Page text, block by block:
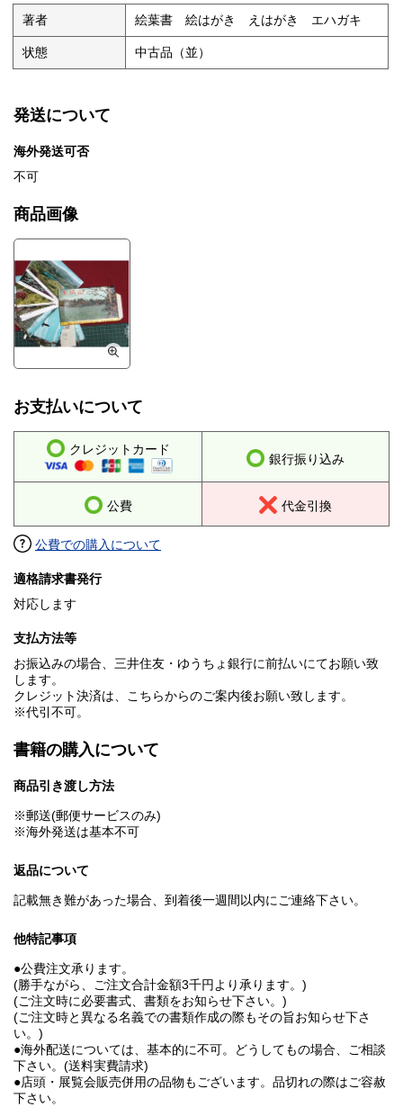
著者 絵葉書 絵はがき えはがき エハガキ
状態 中古品（並）
発送について
海外発送可否
不可
商品画像
お支払いについて
クレジットカード
銀行振り込み
公費 代金引換
公費での購入について
適格請求書発行
対応します
支払方法等
お振込みの場合、三井住友・ゆうちょ銀行に前払いにてお願い致
します。
クレジット決済は、こちらからのご案内後お願い致します。
※代引不可。
書籍の購入について
商品引き渡し方法
※郵送(郵便サービスのみ)
※海外発送は基本不可
返品について
記載無き難があった場合、到着後一週間以内にご連絡下さい。
他特記事項
●公費注文承ります。
(勝手ながら、ご注文合計金額3千円より承ります。)
(ご注文時に必要書式、書類をお知らせ下さい。)
(ご注文時と異なる名義での書類作成の際もその旨お知らせ下さ
い。)
●海外配送については、基本的に不可。どうしてもの場合、ご相談
下さい。(送料実費請求)
●店頭・展覧会販売併用の品物もございます。品切れの際はご容赦
下さい。